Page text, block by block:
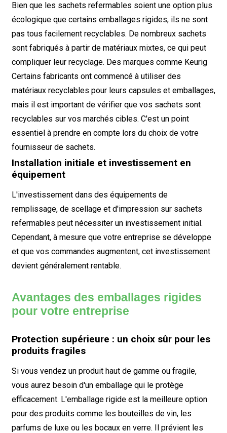
Bien que les sachets refermables soient une option plus
écologique que certains emballages rigides, ils ne sont
pas tous facilement recyclables. De nombreux sachets
sont fabriqués à partir de matériaux mixtes, ce qui peut
compliquer leur recyclage. Des marques comme Keurig
Certains fabricants ont commencé à utiliser des
matériaux recyclables pour leurs capsules et emballages,
mais il est important de vérifier que vos sachets sont
recyclables sur vos marchés cibles. C'est un point
essentiel à prendre en compte lors du choix de votre
fournisseur de sachets.
Installation initiale et investissement en
équipement
L'investissement dans des équipements de
remplissage, de scellage et d'impression sur sachets
refermables peut nécessiter un investissement initial.
Cependant, à mesure que votre entreprise se développe
et que vos commandes augmentent, cet investissement
devient généralement rentable.
Avantages des emballages rigides
pour votre entreprise
Protection supérieure : un choix sûr pour les
produits fragiles
Si vous vendez un produit haut de gamme ou fragile,
vous aurez besoin d'un emballage qui le protège
efficacement. L'emballage rigide est la meilleure option
pour des produits comme les bouteilles de vin, les
parfums de luxe ou les bocaux en verre. Il prévient les